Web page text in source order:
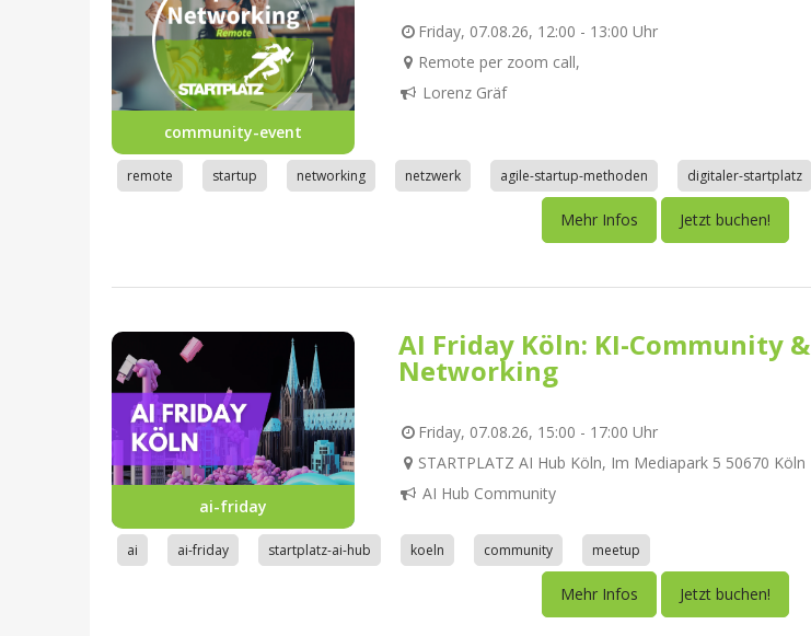
community-event
Friday, 07.08.26, 12:00 - 13:00 Uhr
Remote per zoom call,
Lorenz Gräf
remote startup networking netzwerk agile-startup-methoden digitaler-startplatz
Mehr Infos Jetzt buchen!
ai-friday
AI Friday Köln: KI-Community &
Networking
Friday, 07.08.26, 15:00 - 17:00 Uhr
STARTPLATZ AI Hub Köln, Im Mediapark 5 50670 Köln
AI Hub Community
ai ai-friday startplatz-ai-hub koeln community meetup
Mehr Infos Jetzt buchen!